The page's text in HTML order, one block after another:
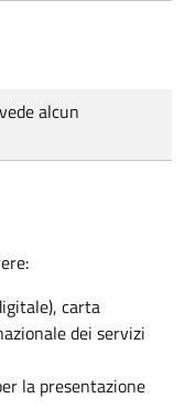
alcun
carta
dei servizi
la presentazione